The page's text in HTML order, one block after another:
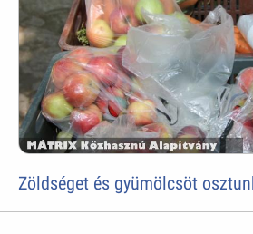
Zöldséget és gyümölcsöt